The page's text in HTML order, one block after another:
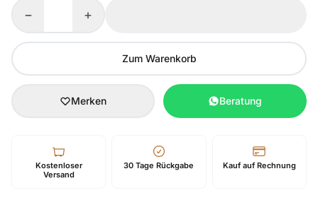
− +
Zum Warenkorb
Merken Beratung
Kostenloser
Versand
30 Tage Rückgabe Kauf auf Rechnung